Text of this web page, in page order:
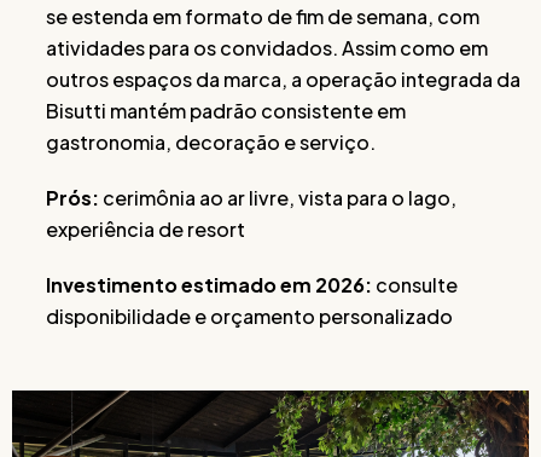
se estenda em formato de fim de semana, com
atividades para os convidados. Assim como em
outros espaços da marca, a operação integrada da
Bisutti mantém padrão consistente em
gastronomia, decoração e serviço.
Prós: cerimônia ao ar livre, vista para o lago,
experiência de resort
Investimento estimado em 2026: consulte
disponibilidade e orçamento personalizado